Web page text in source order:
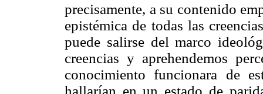
precisamente, a su contenido
epistémica de todas las
puede salirse del marco
creencias y aprehendemos
conocimiento funcionara de
hallarían en un estado de